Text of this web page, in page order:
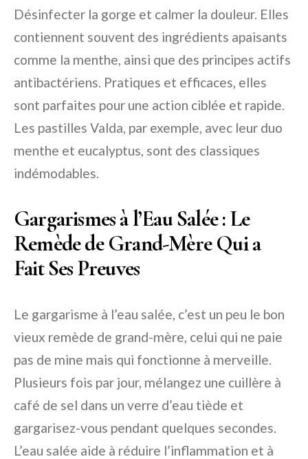
Désinfecter la gorge et calmer la douleur. Elles
contiennent souvent des ingrédients apaisants
comme la menthe, ainsi que des principes actifs
antibactériens. Pratiques et efficaces, elles
sont parfaites pour une action ciblée et rapide.
Les pastilles Valda, par exemple, avec leur duo
menthe et eucalyptus, sont des classiques
indémodables.
Gargarismes à l’Eau Salée : Le
Remède de Grand-Mère Qui a
Fait Ses Preuves
Le gargarisme à l’eau salée, c’est un peu le bon
vieux remède de grand-mère, celui qui ne paie
pas de mine mais qui fonctionne à merveille.
Plusieurs fois par jour, mélangez une cuillère à
café de sel dans un verre d’eau tiède et
gargarisez-vous pendant quelques secondes.
L’eau salée aide à réduire l’inflammation et à